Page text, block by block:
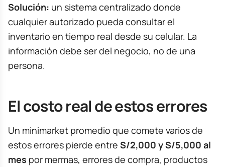
Solución: un sistema centralizado donde
cualquier autorizado pueda consultar el
inventario en tiempo real desde su celular. La
información debe ser del negocio, no de una
persona.
El costo real de estos errores
Un minimarket promedio que comete varios de
estos errores pierde entre S/2,000 y S/5,000 al
mes por mermas, errores de compra, productos